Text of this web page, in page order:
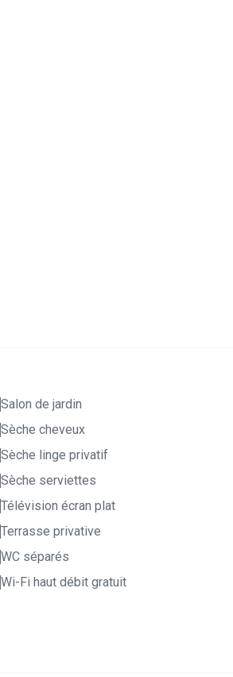
Salon de jardin
Sèche cheveux
Sèche linge privatif
Sèche serviettes
Télévision écran plat
Terrasse privative
WC séparés
Wi-Fi haut débit gratuit